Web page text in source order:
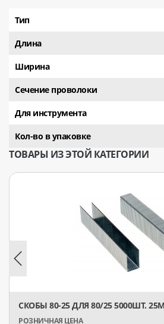
Тип
Длина
Ширина
Сечение проволоки
Для инструмента
Кол-во в упаковке
ТОВАРЫ ИЗ ЭТОЙ КАТЕГОРИИ
СКОБЫ 80-25 ДЛЯ 80/25 5000ШТ.